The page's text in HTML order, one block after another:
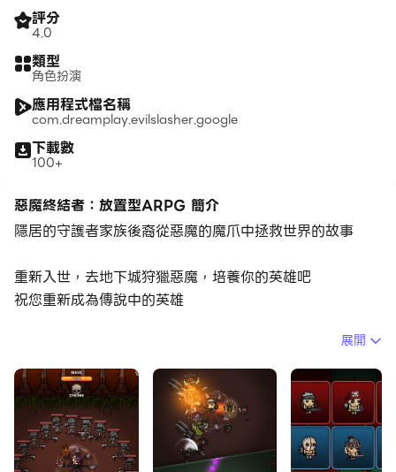
評分
4.0
類型
角色扮演
應用程式檔名稱
com.dreamplay.evilslasher.google
下載數
100+
惡魔終結者：放置型ARPG 簡介
隱居的守護者家族後裔從惡魔的魔爪中拯救世界的故事
重新入世，去地下城狩獵惡魔，培養你的英雄吧
祝您重新成為傳說中的英雄
能夠同時體驗砍殺類遊戲的爽快和生存類遊戲的緊張感的暗
黑系動作RPG
培養英雄，挑戰更高難度的地下城，獲得更珍貴的寶物吧
和放置型RPG一樣輕鬆，只要增加一點點戰略性的操作，
就能讓你成為更偉大的英雄
展開